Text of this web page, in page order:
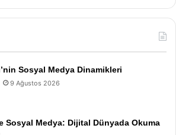
Sosyal Medya Dinamikleri
9 Ağustos 2026
Sosyal Medya: Dijital Dünyada Okuma